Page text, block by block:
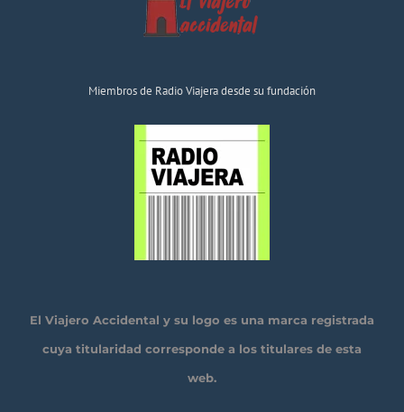
Miembros de Radio Viajera desde su fundación
El Viajero Accidental y su logo es una marca registrada
cuya titularidad corresponde a los titulares de esta
web.